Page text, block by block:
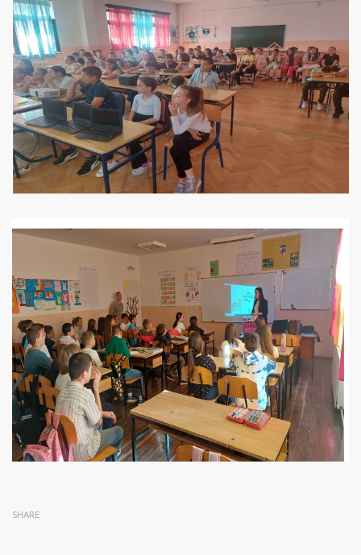
SHARE